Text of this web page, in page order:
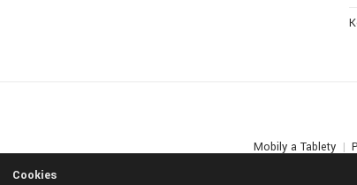
Cookies
Mobily a Tablety